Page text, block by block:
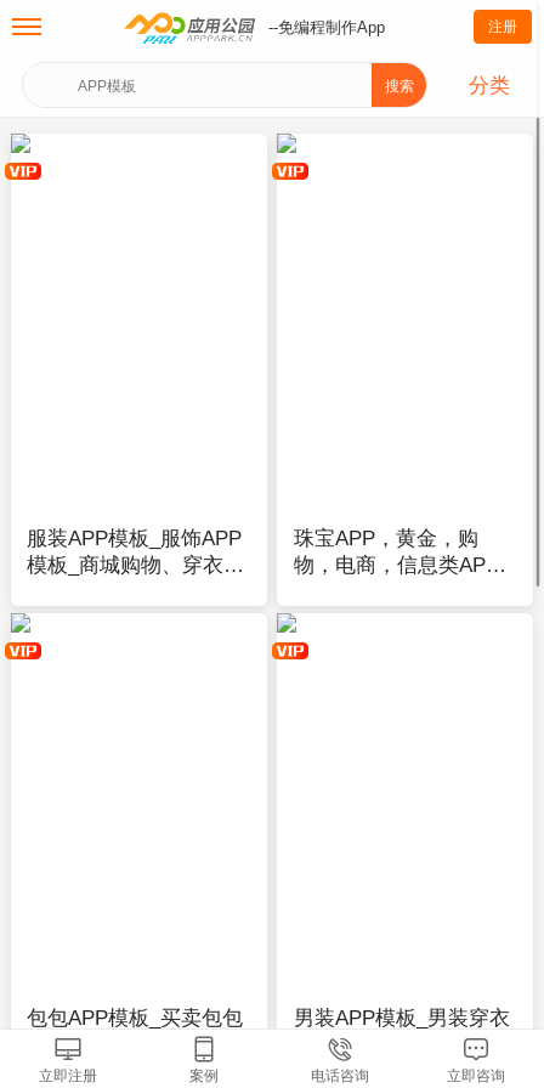
--免编程制作App 注册
搜索 分类
服装APP模板_服饰APP
模板_商城购物、穿衣搭
珠宝APP，黄金，购
物，电商，信息类APP
制作-应用公园
包包APP模板_买卖包包
APP商城开发_女包、男
包、批发、保养知识-应
男装APP模板_男装穿衣
搭配APP开发_商城购
物、资讯-应用公园
立即注册 案例 电话咨询 立即咨询